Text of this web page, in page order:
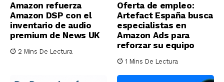
Amazon refuerza
Amazon DSP con el
inventario de audio
premium de News UK
2 Mins De Lectura
Oferta de empleo:
Artefact España busca
especialistas en
Amazon Ads para
reforzar su equipo
1 Mins De Lectura